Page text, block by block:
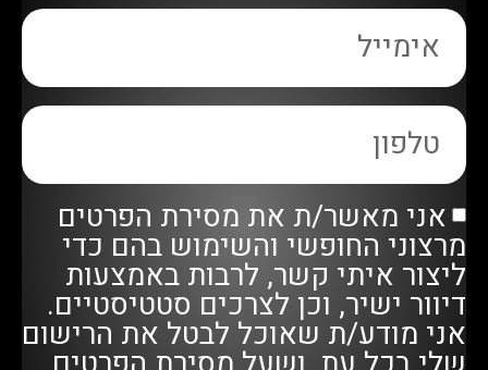
אני מאשר/ת את מסירת הפרטים
מרצוני החופשי והשימוש בהם כדי
ליצור איתי קשר, לרבות באמצעות
דיוור ישיר, וכן לצרכים סטטיסטיים.
אני מודע/ת שאוכל לבטל את הרישום